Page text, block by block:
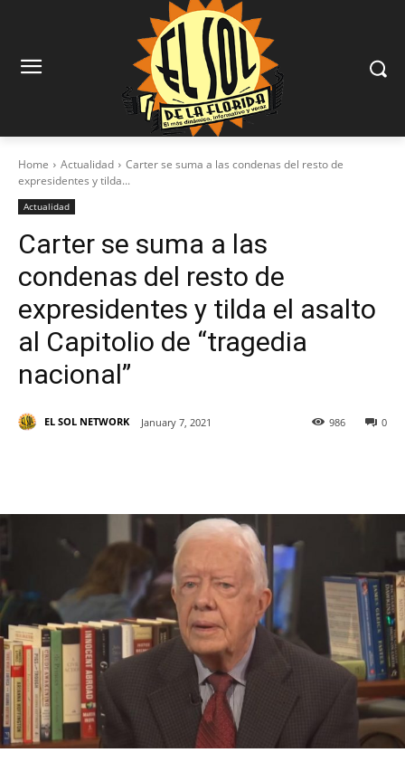
Home Actualidad
Carter se suma a las condenas del resto de
expresidentes y tilda...
Actualidad
Carter se suma a las
condenas del resto de
expresidentes y tilda el asalto
al Capitolio de “tragedia
nacional”
EL SOL NETWORK January 7, 2021 0
986